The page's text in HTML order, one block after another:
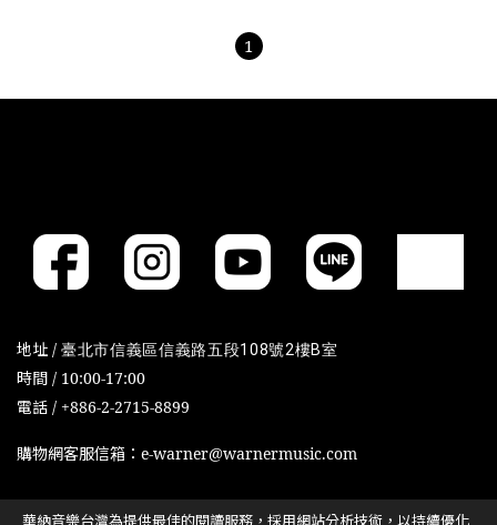
1
地址 / 臺北市信義區信義路五段108號2樓B室
時間 / 10:00-17:00
電話 / +886-2-2715-8899
購物網客服信箱：e-warner@warnermusic.com
華納音樂台灣為提供最佳的閱讀服務，採用網站分析技術，以持續優化